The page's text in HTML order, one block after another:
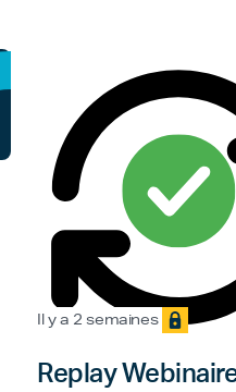
Il y a 2 semaines
Replay